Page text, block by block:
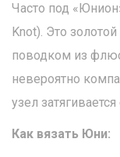
Часто под
Knot). Это
поводком из
невероятно
узел
Как вязать Юни: